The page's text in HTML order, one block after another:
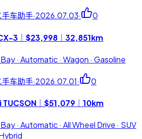
车助手·2026.07.03· 0
3｜$23,998｜32,851km
· Automatic · Wagon · Gasoline
车助手·2026.07.01· 0
｜$51,079｜10km
· Automatic · All Wheel Drive · SUV